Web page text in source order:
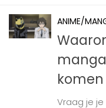
ANIME/
komen
Vraag je